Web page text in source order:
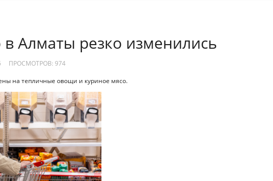
Алматы резко изменились
ПРОСМОТРОВ: 974
на тепличные овощи и куриное мясо.